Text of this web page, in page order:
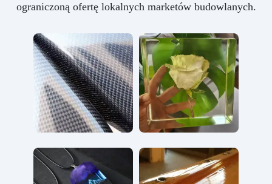
ograniczoną ofertę lokalnych marketów budowlanych.